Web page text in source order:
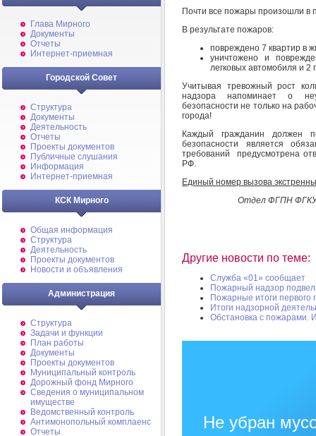
Глава Мирного
Документы
Отчеты
Интернет-приемная
Городской Совет
Структура
Документы
Деятельность
Отчеты
Проекты документов
Публичные слушания
Информация
Интернет-приемная
КСК Мирного
Общая информация
Структура
Деятельность
Проекты документов
Новости и объявления
Администрация
Структура
Задачи и функции
План работы
Документы
Проекты документов
Муниципальный контроль
Дорожный фонд Мирного
Cведения о муниципальном
имуществе
Ведомственный контроль
Антимонопольный комплаенс
Отчеты
Почти все пожары произошли в
В результате пожаров:
повреждено 7 квартир в
уничтожено и
легковых автомобиля и 2
Учитывая тревожный рост
надзора напоминает о
безопасности не только на
города!
Каждый гражданин должен
безопасности является
требований предусмотрена
РФ.
Единый номер вызова
Отдел ФГПН ФГКУ
Другие новости по теме:
Служба «01» сообщает
Пожарный надзор подвел
Пожарные итоги первого
Итоги надзорной
Обстановка с пожарами.
Не убран